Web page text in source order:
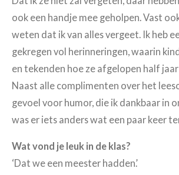
ook een handje mee geholpen. Vast
weten dat ik van alles vergeet. Ik heb
gekregen vol herinneringen, waarin
en tekenden hoe ze afgelopen half
Naast alle complimenten over het
gevoel voor humor, die ik dankbaar in
was er iets anders wat een paar keer
Wat vond je leuk in de klas?
‘Dat we een meester hadden.’